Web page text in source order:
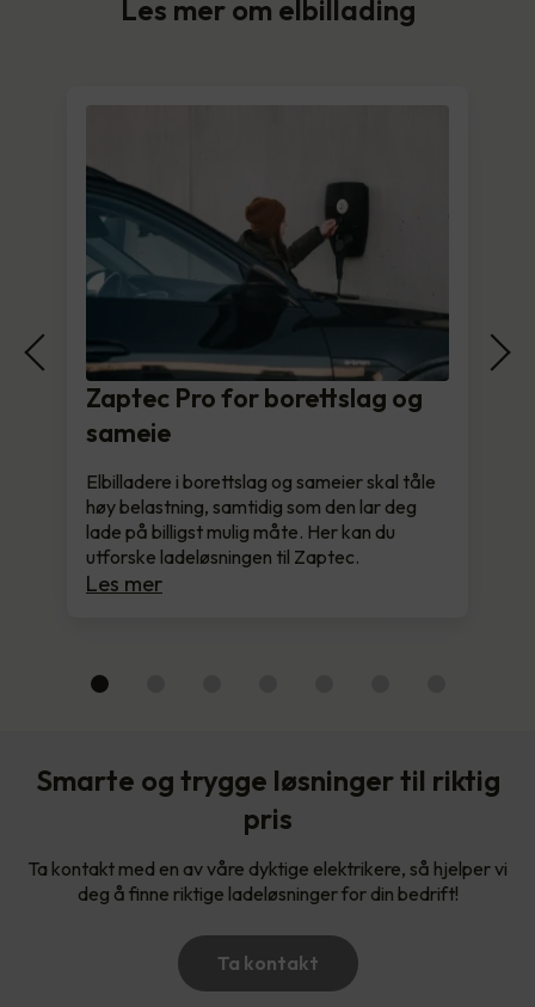
Les mer om elbillading
Zaptec Pro for borettslag og
sameie
Elbilladere i borettslag og sameier skal tåle
høy belastning, samtidig som den lar deg
lade på billigst mulig måte. Her kan du
utforske ladeløsningen til Zaptec.
Les mer
Smarte og trygge løsninger til riktig
pris
Ta kontakt med en av våre dyktige elektrikere, så hjelper vi
deg å finne riktige ladeløsninger for din bedrift!
Ta kontakt